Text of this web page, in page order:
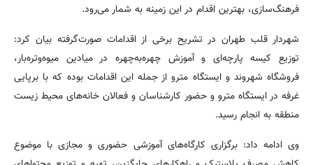
فرهنگ‌سازی، بهترین اقدام در این زمینه به شمار می‌رود.
شهردار قلب طهران در تشریح برخی از اقدامات صورت‌گرفته بیان کرد:
توزیع کیسه پارچه‌ای و آموزش چهره‌به‌چهره در میادین میوه‌وتره‌بار،
فروشگاه شهروند و ایستگاه مترو از جمله این اقدامات بوده که با برپایی
غرفه در ایستگاه مترو و حضور کارشناسان و فعالان خانه‌های محیط زیست
منطقه به انجام رسید.
وی ادامه داد: برگزاری کارگاه‌های آموزشی حضوری و مجازی با موضوع